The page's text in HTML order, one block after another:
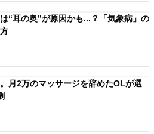
“耳の奥”が原因かも...？「気象病」の
月2万のマッサージを辞めたOLが選